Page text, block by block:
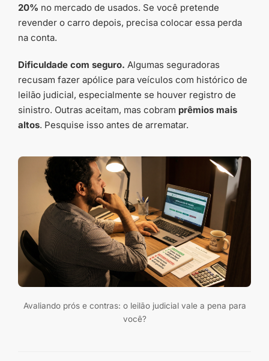
20% no mercado de usados. Se você pretende
revender o carro depois, precisa colocar essa perda
na conta.
Dificuldade com seguro. Algumas seguradoras
recusam fazer apólice para veículos com histórico de
leilão judicial, especialmente se houver registro de
sinistro. Outras aceitam, mas cobram prêmios mais
altos. Pesquise isso antes de arrematar.
Avaliando prós e contras: o leilão judicial vale a pena para
você?